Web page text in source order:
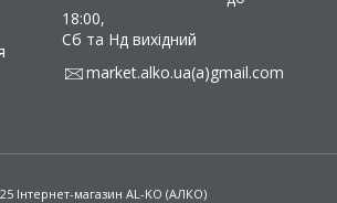
18:00,
Сб та Нд вихідний
market.alko.ua(a)gmail.com
Інтернет-магазин AL-KO (АЛКО)